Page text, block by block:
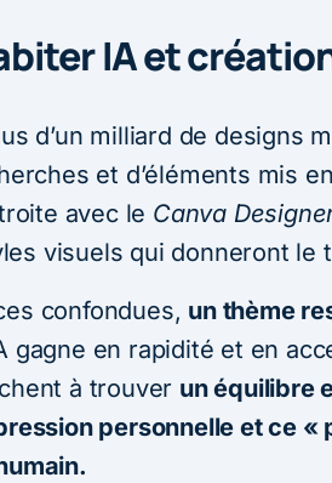
IA et
d’un milliard de designs
et d’éléments mis
avec le Canva
visuels qui donneront le
confondues, un thème
gagne en rapidité et en
à trouver un équilibre
personnelle et ce «